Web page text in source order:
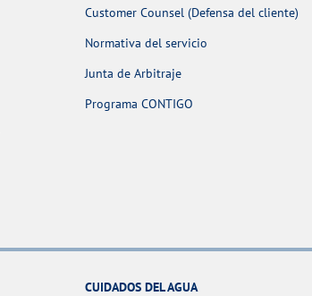
Customer Counsel (Defensa del cliente)
Normativa del servicio
Junta de Arbitraje
Programa CONTIGO
CUIDADOS DEL AGUA